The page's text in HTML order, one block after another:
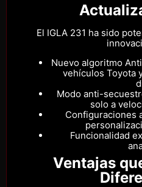
El IGLA 231 ha sido
Nuevo algoritmo
vehículos Toyota
Modo anti-
solo a
Configuraciones
Funcionalidad
Ventajas